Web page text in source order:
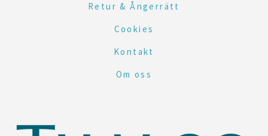
Retur & Ångerrätt
Cookies
Kontakt
Om oss